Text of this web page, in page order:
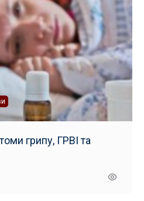
грипу, ГРВІ та